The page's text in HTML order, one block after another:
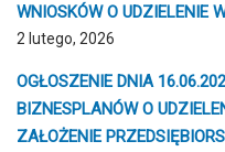
WNIOSKÓW O UDZIELENIE
2 lutego, 2026
OGŁOSZENIE DNIA
BIZNESPLANÓW O
ZAŁOŻENIE